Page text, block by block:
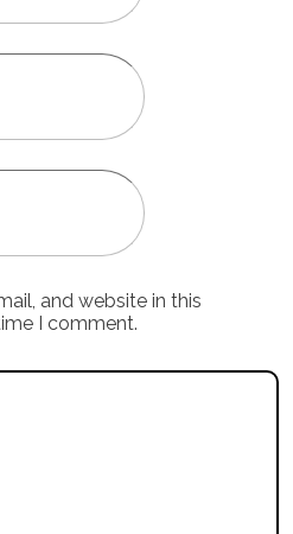
and website in this
I comment.